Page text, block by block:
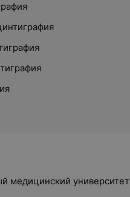
медицинский университет